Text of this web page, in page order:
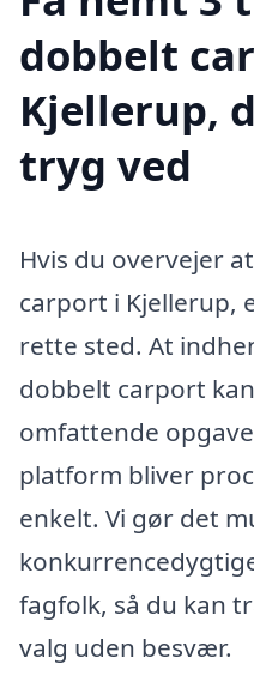
dobbelt
Kjellerup,
tryg ved
Hvis du overvejer
carport i Kjellerup,
rette sted. At
dobbelt carport
omfattende
platform bliver
enkelt. Vi gør det
fagfolk, så du kan
valg uden besvær.